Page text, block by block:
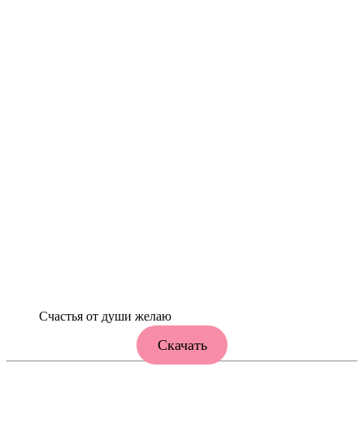
Счастья от души желаю
Скачать